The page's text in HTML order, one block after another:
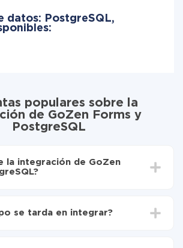
datos: PostgreSQL,
populares sobre la
de GoZen Forms y
PostgreSQL
la integración de GoZen
transferir de GoZen Forms a
se tarda en integrar?